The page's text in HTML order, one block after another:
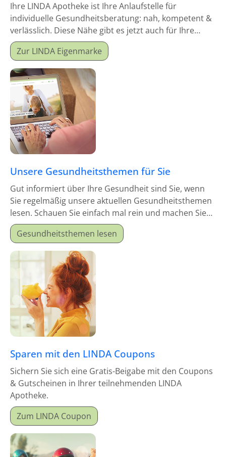
Ihre LINDA Apotheke ist Ihre Anlaufstelle für
individuelle Gesundheitsberatung: nah, kompetent &
verlässlich. Diese Nähe gibt es jetzt auch für Ihre
Hausapotheke!
Zur LINDA Eigenmarke
Unsere Gesundheitsthemen für Sie
Gut informiert über Ihre Gesundheit sind Sie, wenn
Sie regelmäßig unsere aktuellen Gesundheitsthemen
lesen. Schauen Sie einfach mal rein und machen Sie
sich schlau!
Gesundheitsthemen lesen
Sparen mit den LINDA Coupons
Sichern Sie sich eine Gratis-Beigabe mit den Coupons
& Gutscheinen in Ihrer teilnehmenden LINDA
Apotheke.
Zum LINDA Coupon